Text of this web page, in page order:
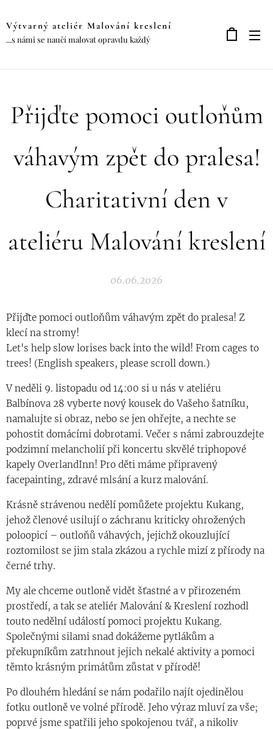
Výtvarný ateliér Malování kreslení
...s námi se naučí malovat opravdu každý
Přijďte pomoci outloňům
váhavým zpět do pralesa!
Charitativní den v
ateliéru Malování kreslení
06.06.2026
Přijďte pomoci outloňům váhavým zpět do pralesa! Z
klecí na stromy!
Let's help slow lorises back into the wild! From cages to
trees! (English speakers, please scroll down.)
V neděli 9. listopadu od 14:00 si u nás v ateliéru
Balbínova 28 vyberte nový kousek do Vašeho šatníku,
namalujte si obraz, nebo se jen ohřejte, a nechte se
pohostit domácími dobrotami. Večer s námi zabrouzdejte
podzimní melancholií při koncertu skvělé triphopové
kapely OverlandInn! Pro děti máme připravený
facepainting, zdravé mlsání a kurz malování.
Krásně strávenou nedělí pomůžete projektu Kukang,
jehož členové usilují o záchranu kriticky ohrožených
poloopicí – outloňů váhavých, jejichž okouzlující
roztomilost se jim stala zkázou a rychle mizí z přírody na
černé trhy.
My ale chceme outloně vidět šťastné a v přirozeném
prostředí, a tak se ateliér Malování & Kreslení rozhodl
touto nedělní událostí pomoci projektu Kukang.
Společnými silami snad dokážeme pytlákům a
překupníkům zatrhnout jejich nekalé aktivity a pomoci
těmto krásným primátům zůstat v přírodě!
Po dlouhém hledání se nám podařilo najít ojedinělou
fotku outloně ve volné přírodě. Jeho výraz mluví za vše;
poprvé jsme spatřili jeho spokojenou tvář, a nikoliv